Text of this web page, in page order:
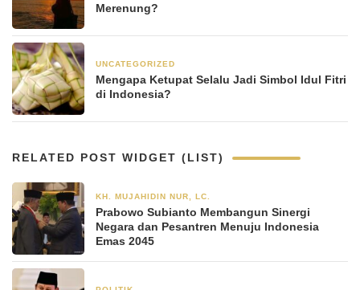
Merenung?
UNCATEGORIZED
Mengapa Ketupat Selalu Jadi Simbol Idul Fitri
di Indonesia?
RELATED POST WIDGET (LIST)
KH. MUJAHIDIN NUR, LC.
Prabowo Subianto Membangun Sinergi
Negara dan Pesantren Menuju Indonesia
Emas 2045